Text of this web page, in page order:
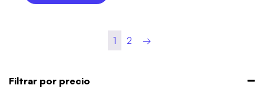
1 2 →
Filtrar por precio